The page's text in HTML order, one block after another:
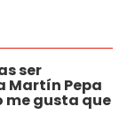
ser
Martín Pepa
me gusta que